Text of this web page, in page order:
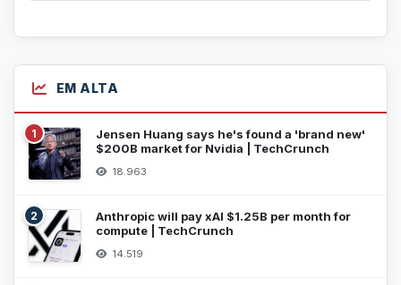
EM ALTA
1
Jensen Huang says he's found a 'brand new'
$200B market for Nvidia | TechCrunch
18.963
2
Anthropic will pay xAI $1.25B per month for
compute | TechCrunch
14.519